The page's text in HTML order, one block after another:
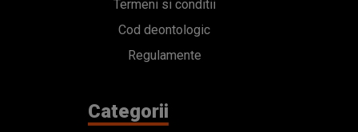
Termeni si conditii
Cod deontologic
Regulamente
Categorii